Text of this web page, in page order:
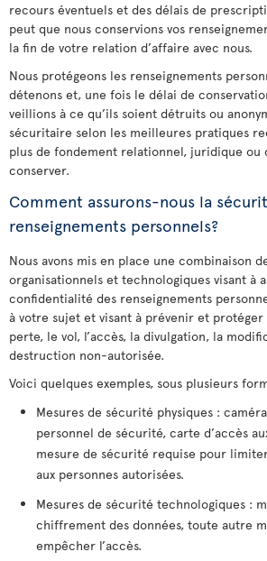
recours éventuels et des délais de
peut que nous conservions vos
la fin de votre relation d’affaire avec nous.
Nous protégeons les renseignements
détenons et, une fois le délai de
veillions à ce qu’ils soient détruits ou
sécuritaire selon les meilleures pratiques
plus de fondement relationnel, juridique ou
conserver.
Comment assurons-nous la
renseignements personnels?
Nous avons mis en place une combinaison
organisationnels et technologiques visant à
confidentialité des renseignements
à votre sujet et visant à prévenir et
perte, le vol, l’accès, la divulgation, la
destruction non-autorisée.
Voici quelques exemples, sous plusieurs
Mesures de sécurité physiques :
personnel de sécurité, carte d’accès
mesure de sécurité requise pour
aux personnes autorisées.
Mesures de sécurité technologiques :
chiffrement des données, toute autre
empêcher l’accès.